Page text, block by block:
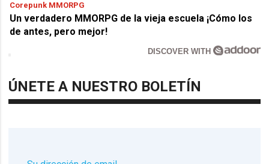
Corepunk MMORPG
Un verdadero MMORPG de la vieja escuela ¡Cómo los
de antes, pero mejor!
DISCOVER WITH
ÚNETE A NUESTRO BOLETÍN